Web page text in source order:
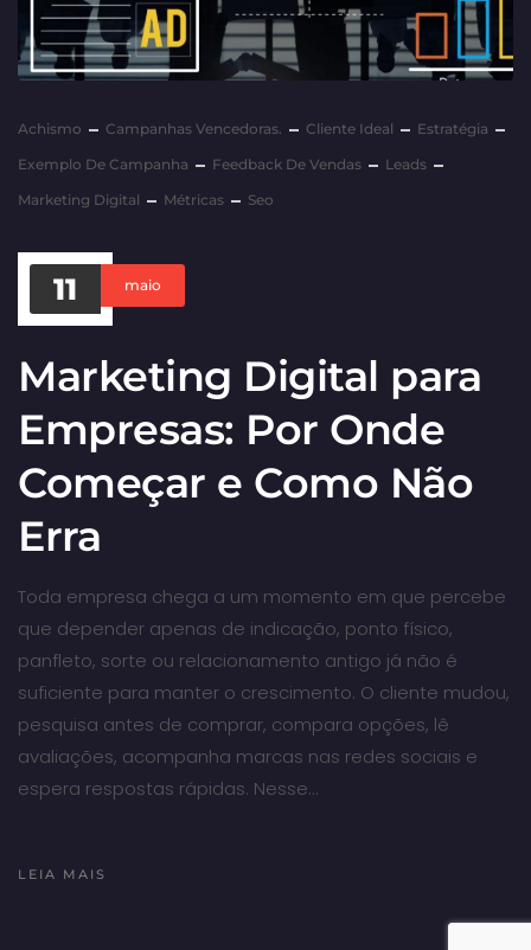
Achismo Campanhas Vencedoras. Cliente Ideal
Estratégia
Exemplo De Campanha
Feedback De Vendas
Leads
Marketing Digital
Métricas Seo
11 maio
Marketing Digital para
Empresas: Por Onde
Começar e Como Não
Erra
Toda empresa chega a um momento em que percebe
que depender apenas de indicação, ponto físico,
panfleto, sorte ou relacionamento antigo já não é
suficiente para manter o crescimento. O cliente mudou,
pesquisa antes de comprar, compara opções, lê
avaliações, acompanha marcas nas redes sociais e
espera respostas rápidas. Nesse…
LEIA MAIS